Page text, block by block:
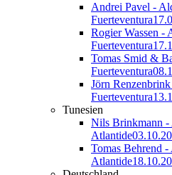
Andrei Pavel -
Fuerteventura
Rogier Wassen -
Fuerteventura
Tomas Smid &
Fuerteventura
Jörn
Fuerteventura
Tunesien
Nils Brinkmann -
Atlantide
Tomas Behrend
Atlantide